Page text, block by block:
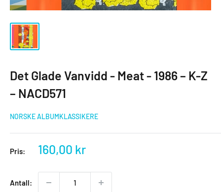
Det Glade Vanvidd - Meat - 1986 – K-Z
– NACD571
NORSKE ALBUMKLASSIKERE
Pris: Salgspris
160,00 kr
Antall: